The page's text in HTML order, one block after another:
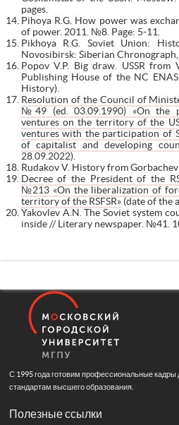
pages.
Pihoya R.G. How power was
of power. 2011. №8. Page: 5-11.
Pikhoya R.G. Soviet Union:
Novosibirsk: Siberian Chronograph,
Popov V.P. Big draw. USSR
Publishing House of the NC
History).
Resolution of the Council of
№49 (ed. 03.09.1990) «On the
ventures on the territory of the
ventures with the participation of
of capitalist and developing
28.09.2022).
Rudakov V. History from
Decree of the President of the
№213 «On the liberalization of
territory of the RSFSR»(date of the
Yakovlev A.N. The Soviet system
inside // Literary newspaper. №41.
С 1995 года готовим профессиональные
стандартам высшего образования.
Полезные ссылки